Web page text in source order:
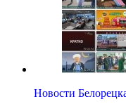
Новости